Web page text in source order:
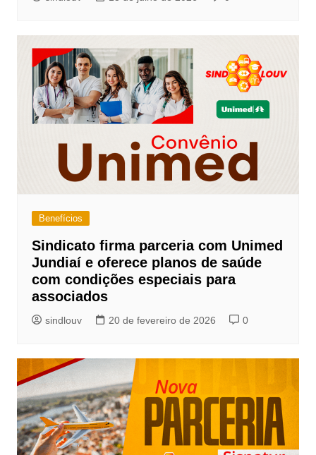
Benefícios
Sindicato firma parceria com Unimed
Jundiaí e oferece planos de saúde
com condições especiais para
associados
sindlouv 20 de fevereiro de 2026 0